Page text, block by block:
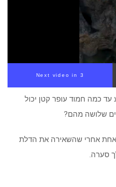
Next video in 2
כמה חמוד עופר קטן יכול
שלושה מהם?
אחת אחרי שהשאירה את הדלת
סערה.